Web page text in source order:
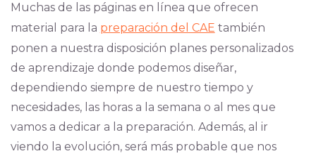
Muchas de las páginas en línea que ofrecen
material para la preparación del CAE también
ponen a nuestra disposición planes personalizados
de aprendizaje donde podemos diseñar,
dependiendo siempre de nuestro tiempo y
necesidades, las horas a la semana o al mes que
vamos a dedicar a la preparación. Además, al ir
viendo la evolución, será más probable que nos